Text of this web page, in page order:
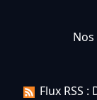
Flux RSS